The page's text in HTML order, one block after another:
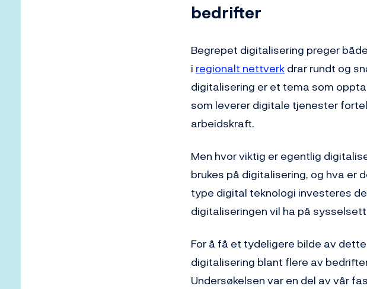
bedrifter
Begrepet digitalisering preger
i regionalt nettverkdrar rundt og
digitalisering er et tema som
som leverer digitale tjenester
arbeidskraft.
Men hvor viktig er egentlig
brukes på digitalisering, og hva er
type digital teknologi investeres
digitaliseringen vil ha på
For å få et tydeligere bilde av
digitalisering blant flere av
Undersøkelsen var en del av vår